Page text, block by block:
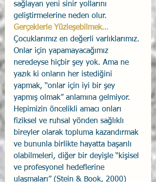
sağlayan yeni sinir yollarını
geliştirmelerine neden olur.
Gerçeklerle Yüzleşebilmek…
Çocuklarımız en değerli varlıklarımız.
Onlar için yapamayacağımız
neredeyse hiçbir şey yok. Ama ne
yazık ki onların her istediğini
yapmak, “onlar için iyi bir şey
yapmış olmak” anlamına gelmiyor.
Hepimizin öncelikli amacı onları
fiziksel ve ruhsal yönden sağlıklı
bireyler olarak topluma kazandırmak
ve bununla birlikte hayatta başarılı
olabilmeleri, diğer bir deyişle “kişisel
ve profesyonel hedeflerine
ulaşmaları” (Stein & Book, 2000)